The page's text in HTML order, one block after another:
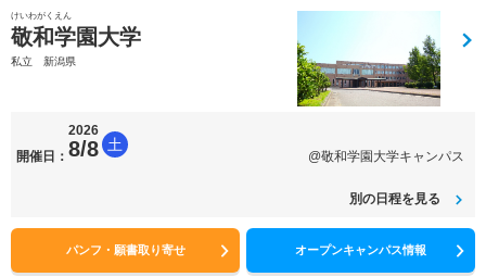
けいわがくえん
敬和学園大学
私立 新潟県
開催日：
2026
8/8 土
@敬和学園大学キャンパス
別の日程を見る
パンフ・願書取り寄せ オープンキャンパス情報